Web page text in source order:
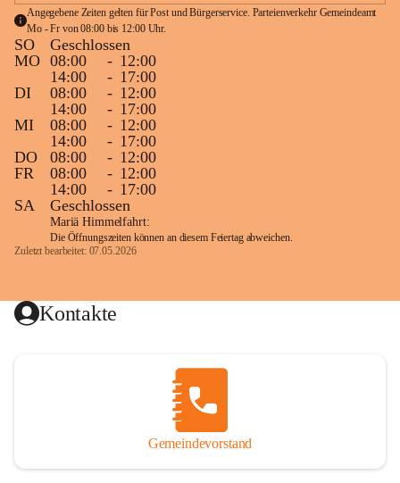
Angegebene Zeiten gelten für Post und Bürgerservice. Parteienverkehr Gemeindeamt
Mo - Fr von 08:00 bis 12:00 Uhr.
SO
Geschlossen
MO 08:00 - 12:00
14:00
- 17:00
DI
08:00 - 12:00
14:00
- 17:00
MI
08:00 - 12:00
14:00
- 17:00
DO
08:00 - 12:00
FR
08:00 - 12:00
14:00
- 17:00
SA
Geschlossen
Mariä Himmelfahrt:
Die Öffnungszeiten können an diesem Feiertag abweichen.
Zuletzt bearbeitet: 07.05.2026
Kontakte
Gemeindevorstand